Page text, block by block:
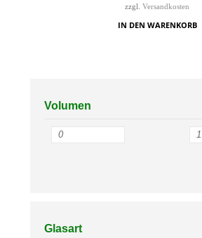
zzgl. Versandkosten
IN DEN WARENKORB
Volumen
Glasart